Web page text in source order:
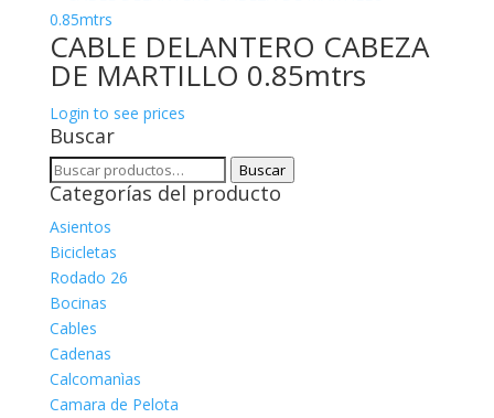
CABLE DELANTERO CABEZA
DE MARTILLO 0.85mtrs
Login to see prices
Buscar
Buscar
por:
Buscar
Categorías del producto
Asientos
Bicicletas
Rodado 26
Bocinas
Cables
Cadenas
Calcomanìas
Camara de Pelota